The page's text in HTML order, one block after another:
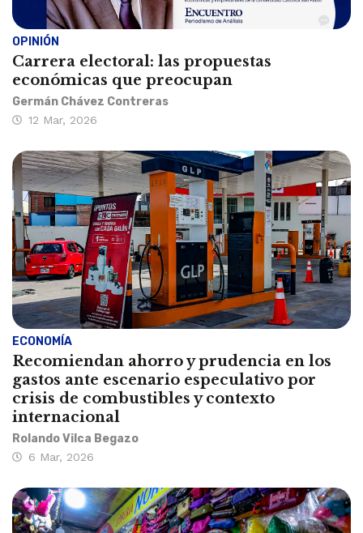
OPINIÓN
Carrera electoral: las propuestas
económicas que preocupan
Germán Chávez Contreras
12 Mar, 2026
ECONOMÍA
Recomiendan ahorro y prudencia en los
gastos ante escenario especulativo por
crisis de combustibles y contexto
internacional
Rolando Vilca Begazo
6 Mar, 2026